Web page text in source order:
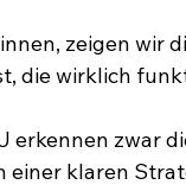
zeigen wir
die wirklich
erkennen zwar
einer klaren